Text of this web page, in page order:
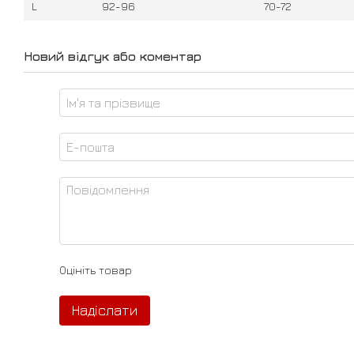
L 92-96 70-72
Новий відгук або коментар
Оцініть товар
Надіслати